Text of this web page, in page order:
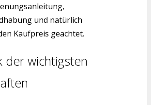
und natürlich
Kaufpreis geachtet.
der wichtigsten